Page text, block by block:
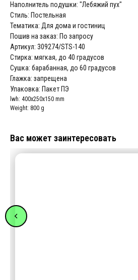
Наполнитель подушки: "Лебяжий пух"
Стиль: Постельная
Тематика: Для дома и гостиниц
Пошив на заказ: По запросу
Артикул: 309274/STS-140
Стирка: мягкая, до 40 градусов
Сушка: барабанная, до 60 градусов
Глажка: запрещена
Упаковка: Пакет ПЭ
lwh: 400x250x150 mm
Weight: 800 g
Вас может заинтересовать